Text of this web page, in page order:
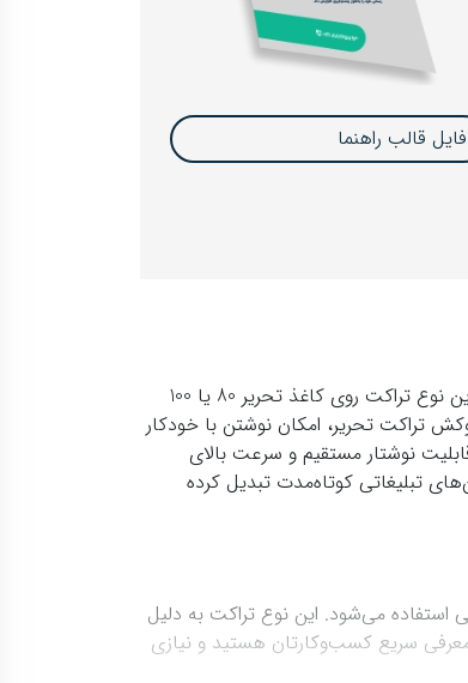
فایل قالب راهنما
یکی از مقرون‌به‌صرفه‌ترین انتخاب‌ها برای تبلیغات گسترده در فضاهای عمومی و پر رفت‌وآمد به شمار می‌رود. این نوع تراکت روی کاغذ تحریر 80 یا 100
تراکت تحریر، امکان نوشتن با خودکار
نوشتار مستقیم و سرعت بالای
تبلیغاتی کوتاه‌مدت تبدیل کرده
استفاده می‌شود. این نوع تراکت به دلیل
معرفی سریع کسب‌و‌کارتان هستید و نیازی